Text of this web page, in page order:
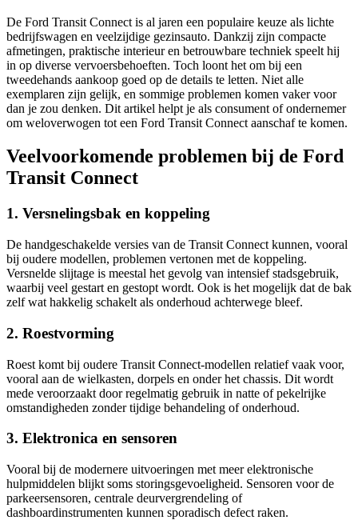
De Ford Transit Connect is al jaren een populaire keuze als lichte
bedrijfswagen en veelzijdige gezinsauto. Dankzij zijn compacte
afmetingen, praktische interieur en betrouwbare techniek speelt hij
in op diverse vervoersbehoeften. Toch loont het om bij een
tweedehands aankoop goed op de details te letten. Niet alle
exemplaren zijn gelijk, en sommige problemen komen vaker voor
dan je zou denken. Dit artikel helpt je als consument of ondernemer
om weloverwogen tot een Ford Transit Connect aanschaf te komen.
Veelvoorkomende problemen bij de Ford
Transit Connect
1. Versnelingsbak en koppeling
De handgeschakelde versies van de Transit Connect kunnen, vooral
bij oudere modellen, problemen vertonen met de koppeling.
Versnelde slijtage is meestal het gevolg van intensief stadsgebruik,
waarbij veel gestart en gestopt wordt. Ook is het mogelijk dat de bak
zelf wat hakkelig schakelt als onderhoud achterwege bleef.
2. Roestvorming
Roest komt bij oudere Transit Connect-modellen relatief vaak voor,
vooral aan de wielkasten, dorpels en onder het chassis. Dit wordt
mede veroorzaakt door regelmatig gebruik in natte of pekelrijke
omstandigheden zonder tijdige behandeling of onderhoud.
3. Elektronica en sensoren
Vooral bij de modernere uitvoeringen met meer elektronische
hulpmiddelen blijkt soms storingsgevoeligheid. Sensoren voor de
parkeersensoren, centrale deurvergrendeling of
dashboardinstrumenten kunnen sporadisch defect raken.